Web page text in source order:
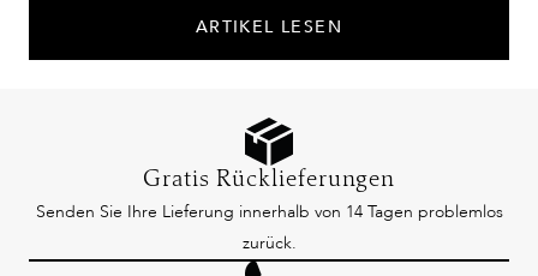
ARTIKEL LESEN
Gratis Rücklieferungen
Senden Sie Ihre Lieferung innerhalb von 14 Tagen problemlos
zurück.